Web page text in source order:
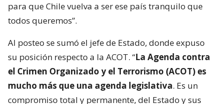
para que Chile vuelva a ser ese país tranquilo que
todos queremos”.
Al posteo se sumó el jefe de Estado, donde expuso
su posición respecto a la ACOT. “La Agenda contra
el Crimen Organizado y el Terrorismo (ACOT) es
mucho más que una agenda legislativa. Es un
compromiso total y permanente, del Estado y sus